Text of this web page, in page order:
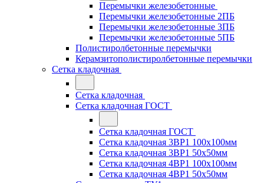
Перемычки железобетонные
Перемычки железобетонные 2ПБ
Перемычки железобетонные 3ПБ
Перемычки железобетонные 5ПБ
Полистиролбетонные перемычки
Керамзитополистиролбетонные перемычки
Сетка кладочная
Сетка кладочная
Сетка кладочная ГОСТ
Сетка кладочная ГОСТ
Сетка кладочная 3ВР1 100x100мм
Сетка кладочная 3ВР1 50x50мм
Сетка кладочная 4ВР1 100x100мм
Сетка кладочная 4ВР1 50x50мм